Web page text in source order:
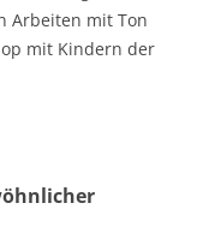
Arbeiten mit Ton
mit Kindern der